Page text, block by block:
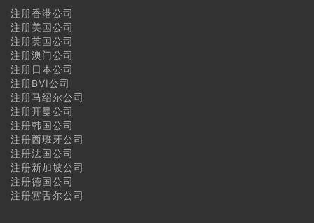
注册香港公司
注册美国公司
注册英国公司
注册澳门公司
注册日本公司
注册BVI公司
注册马绍尔公司
注册开曼公司
注册韩国公司
注册西班牙公司
注册法国公司
注册新加坡公司
注册德国公司
注册塞舌尔公司